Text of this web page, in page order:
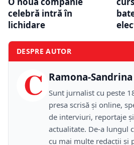
celebră intră în
lichidare
DESPRE AUTOR
C Ramona-
Sunt jurnalist cu peste
presa scrisă și online,
de interviuri, reportaje
actualitate. De-a lungul
cu mai multe redacții și